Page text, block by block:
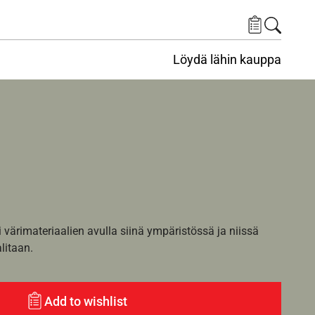
Löydä lähin kauppa
avulla siinä ympäristössä ja niissä
Add to wishlist